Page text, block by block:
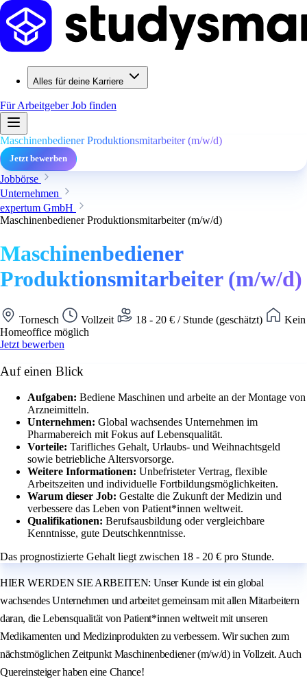
Alles für deine Karriere
Für ArbeitgeberJob finden
Maschinenbediener Produktionsmitarbeiter (m/w/d)
Jetzt bewerben
Jobbörse
Unternehmen
expertum GmbH
Maschinenbediener Produktionsmitarbeiter (m/w/d)
Maschinenbediener
Produktionsmitarbeiter (m/w/d)
Tornesch Vollzeit 18 - 20 € / Stunde (geschätzt)
Kein
Homeoffice möglich
Jetzt bewerben
Auf einen Blick
Aufgaben: Bediene Maschinen und arbeite an der Montage von
Arzneimitteln.
Unternehmen: Global wachsendes Unternehmen im
Pharmabereich mit Fokus auf Lebensqualität.
Vorteile: Tarifliches Gehalt, Urlaubs- und Weihnachtsgeld
sowie betriebliche Altersvorsorge.
Weitere Informationen: Unbefristeter Vertrag, flexible
Arbeitszeiten und individuelle Fortbildungsmöglichkeiten.
Warum dieser Job: Gestalte die Zukunft der Medizin und
verbessere das Leben von Patient*innen weltweit.
Qualifikationen: Berufsausbildung oder vergleichbare
Kenntnisse, gute Deutschkenntnisse.
Das prognostizierte Gehalt liegt zwischen 18 - 20 € pro Stunde.
HIER WERDEN SIE ARBEITEN: Unser Kunde ist ein global
wachsendes Unternehmen und arbeitet gemeinsam mit allen Mitarbeitern
daran, die Lebensqualität von Patient*innen weltweit mit unseren
Medikamenten und Medizinprodukten zu verbessern. Wir suchen zum
nächstmöglichen Zeitpunkt Maschinenbediener (m/w/d) in Vollzeit. Auch
Quereinsteiger haben eine Chance!